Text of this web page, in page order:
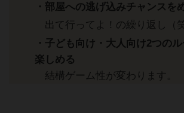
・部屋への逃げ込みチャンスを
出て行ってよ！の繰り返し（笑
・子ども向け・大人向け2つの
楽しめる
結構ゲーム性が変わります。